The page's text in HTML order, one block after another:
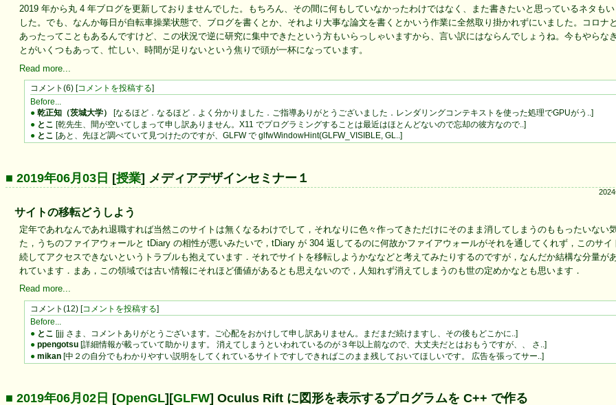
2019 年から丸 4 年ブログを更新しておりませんでした。もちろん、その間に何もしていなかったわけではなく、また書きたいと思っているネタも
した。でも、なんか毎日が自転車操業状態で、ブログを書くとか、それより大事な論文を書くとかいう作業に全然取り掛かれずにいました。コロナ
あったってこともあるんですけど、この状況で逆に研究に集中できたという方もいらっしゃいますから、言い訳にはならんでしょうね。今もやらな
とがいくつもあって、忙しい、時間が足りないという焦りで頭が一杯になっています。
Read more...
コメント(6) [コメントを投稿する]
Before...
● 乾正知（茨城大学）
[なるほど．なるほど．よく分かりました．ご指導ありがとうございました．レンダリングコンテキストを使った処理でGPUがう..]
● とこ [乾先生、間が空いてしまって申し訳ありません。X11 でプログラミングすることは最近はほとんどないので忘却の彼方なので..]
● とこ [あと、先ほど調べていて見つけたのですが、GLFW で glfwWindowHint(GLFW_VISIBLE, GL..]
■ 2019年06月03日 [授業] メディアデザインセミナー１
サイトの移転どうしよう
定年であれなんであれ退職すれば当然このサイトは無くなるわけでして，それなりに色々作ってきただけにそのまま消してしまうのももったいない
た，うちのファイアウォールと tDiary の相性が悪いみたいで，tDiary が 304 返してるのに何故かファイアウォールがそれを通してくれず，このサイ
続してアクセスできないというトラブルも抱えています．それでサイトを移転しようかななどと考えてみたりするのですが，なんだか結構な分量が
れています．まあ，この領域では古い情報にそれほど価値があるとも思えないので，人知れず消えてしまうのも世の定めかなとも思います．
Read more...
コメント(12) [コメントを投稿する]
Before...
● とこ [jjj さま、コメントありがとうございます。ご心配をおかけして申し訳ありません。まだまだ続けますし、その後もどこかに..]
● ppengotsu[詳細情報が載っていて助かります。 消えてしまうといわれているのが３年以上前なので、大丈夫だとはおもうですが、、 さ..]
● mikan[中２の自分でもわかりやすい説明をしてくれているサイトですしできればこのまま残しておいてほしいです。 広告を張ってサー..]
■ 2019年06月02日 [OpenGL][GLFW] Oculus Rift に図形を表示するプログラムを C++ で作る